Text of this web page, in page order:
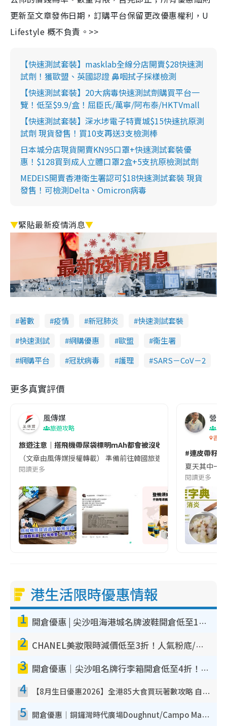
更新至文章發佈日期，訂購平台保留更改優惠權利，U
Lifestyle 概不負責。>>
【快速測試套裝】masklab全線分店開賣$28快速測
試劑！獲歐盟、英國認證 鼻咽拭子採樣檢測
【快速測試套裝】20大病毒快速測試劑購買平台一
覽！低至$9.9/盒！屈臣氏/萬寧/阿布泰/HKTVmall
【快速測試套裝】深水埗電子特賣城$15快速抗原測
試劑 現貨發售！買10支再送3支檢測棒
日本城分店現貨開賣KN95口罩+快速測試套裝優
惠！$128買到成人立體口罩2盒+5支抗原檢測試劑
MEDEIS開賣香港衛生署認可$18快速測試套裝 現貨
發售！可檢測Delta、Omicron病毒
▼緊貼最新疫情消息▼
著數 疫情 新冠肺炎
快速測試套裝
快速測試
網購優惠 歐盟
衞生署
網購平台
冠狀病毒 護理 SARS－CoV－2
更多真實評價
風傳媒
旅遊攻略
旅遊注意｜搭飛機帶尿袋標明mAh都會被沒收😱出發前切記檢查
（文章由風傳媒授權轉載） 準備前往韓國旅遊的民眾，近期要
閱讀更多
營養
香港
#連皮帶籽
夏天其中一
閱讀更多
港生活限時優惠情報
1 開倉優惠 | 尖沙咀海港城名牌波鞋開倉低至1折！On鞋$899起／Joy&Peace鞋履$98起
2 CHANEL美妝限時減價低至3折！人氣粉底/唇膏/精華液低至$275！COCO香水都有平
3 開倉優惠｜尖沙咀名牌行李箱開倉低至4折！一連5日 American Tourister/ace./Hallmark $200起！
4 【8月生日優惠2026】全港85大食買玩著數攻略 自助餐/火鍋放題同行免費＋誠品/DONKI送現金券
5 開倉優惠｜銅鑼灣時代廣場Doughnut/Campo Marzio開倉低至1折！背囊、書包、手袋劈價$200起